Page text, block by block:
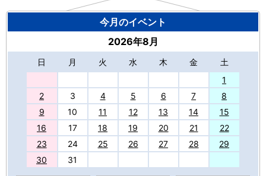
今月のイベント
2026年8月
日 月 火 水 木 金
土
1
2
3 4 5 6 7
8
9
10 11 12 13 14
15
16
17 18 19 20 21
22
23
24 25 26 27 28
29
30
31